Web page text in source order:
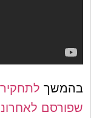
בהמשך
שפורסם